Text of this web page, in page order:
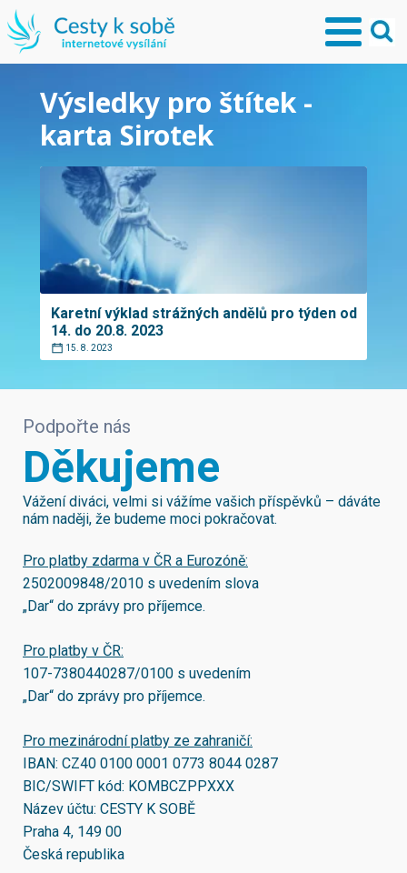
Výsledky pro štítek -
karta Sirotek
Karetní výklad strážných andělů pro týden od
14. do 20.8. 2023
15. 8. 2023
Podpořte nás
Děkujeme
Vážení diváci, velmi si vážíme vašich příspěvků – dáváte
nám naději, že budeme moci pokračovat.
Pro platby zdarma v ČR a Eurozóně:
2502009848/2010 s uvedením slova
„Dar“ do zprávy pro příjemce.
Pro platby v ČR:
107-7380440287/0100 s uvedením
„Dar“ do zprávy pro příjemce.
Pro mezinárodní platby ze zahraničí:
IBAN: CZ40 0100 0001 0773 8044 0287
BIC/SWIFT kód: KOMBCZPPXXX
Název účtu: CESTY K SOBĚ
Praha 4, 149 00
Česká republika